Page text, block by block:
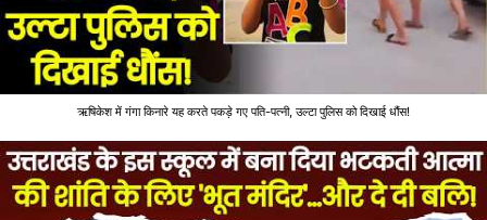
ऋषिकेश में गंगा किनारे यह करते पकड़े गए पति-पत्नी, उल्टा पुलिस को दिखाई धौंस!